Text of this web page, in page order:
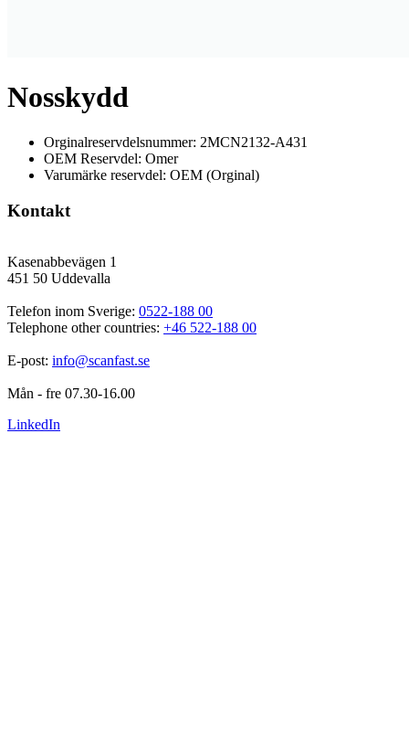
Nosskydd
Orginalreservdelsnummer: 2MCN2132-A431
OEM Reservdel: Omer
Varumärke reservdel: OEM (Orginal)
Kontakt
Kasenabbevägen 1
451 50 Uddevalla
Telefon inom Sverige: 0522-188 00
Telephone other countries: +46 522-188 00
E-post: info@scanfast.se
Mån - fre 07.30-16.00
LinkedIn